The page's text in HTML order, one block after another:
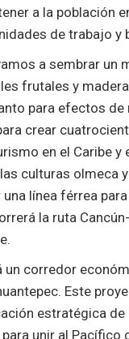
a la población
de trabajo y
a sembrar un
frutales y
para efectos de
crear
en el Caribe y
culturas olmeca
línea férrea
la ruta
un corredor
Este
estratégica
unir al Pacífico